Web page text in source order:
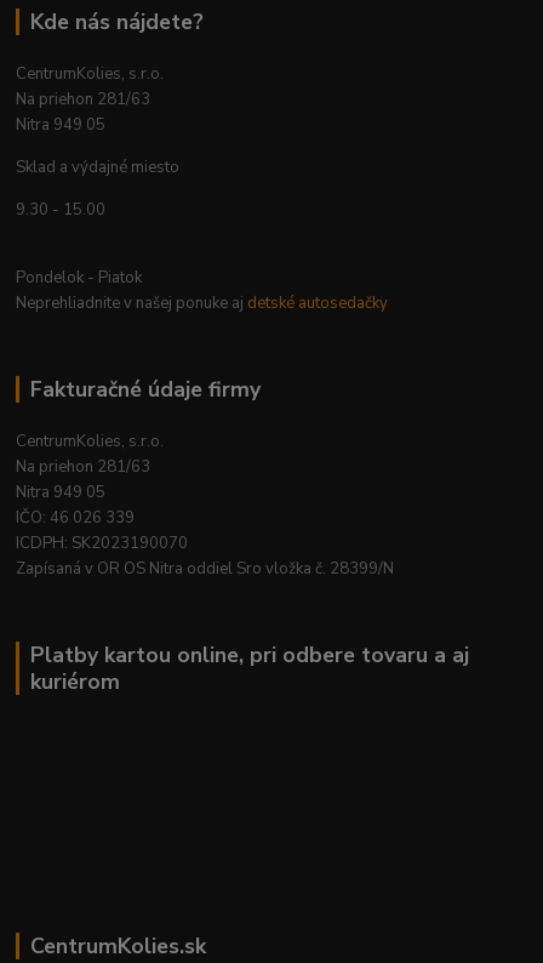
Kde nás nájdete?
CentrumKolies, s.r.o.
Na priehon 281/63
Nitra 949 05
Sklad a výdajné miesto
9.30 - 15.00
Pondelok - Piatok
Neprehliadnite v našej ponuke aj detské autosedačky
Fakturačné údaje firmy
CentrumKolies, s.r.o.
Na priehon 281/63
Nitra 949 05
IČO: 46 026 339
ICDPH: SK2023190070
Zapísaná v OR OS Nitra oddiel Sro vložka č. 28399/N
Platby kartou online, pri odbere tovaru a aj
kuriérom
CentrumKolies.sk